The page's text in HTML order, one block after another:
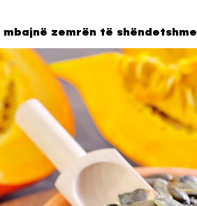
zemrën të shëndetshme